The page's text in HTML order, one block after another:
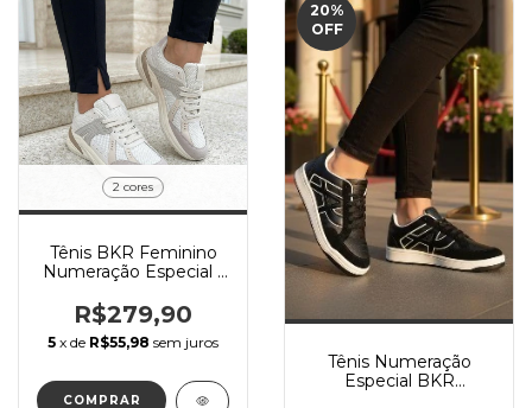
2 cores
Tênis BKR Feminino
Numeração Especial -
R$279,90
5 x de R$55,98 sem juros
COMPRAR
20%
OFF
Tênis Numeração
Especial BKR